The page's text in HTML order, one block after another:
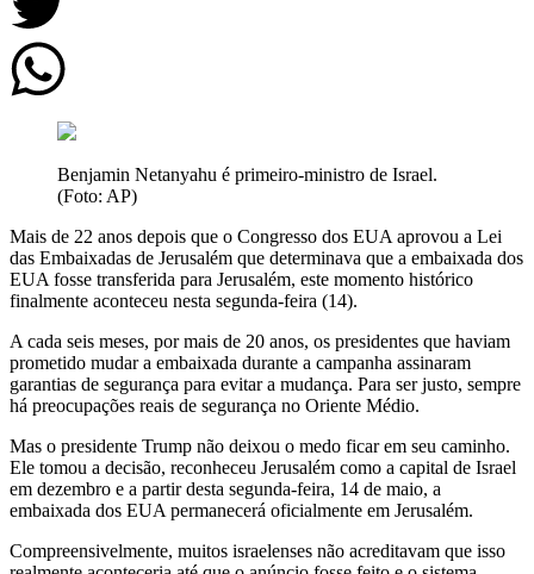
Benjamin Netanyahu é primeiro-ministro de Israel.
(Foto: AP)
Mais de 22 anos depois que o Congresso dos EUA aprovou a Lei
das Embaixadas de Jerusalém que determinava que a embaixada dos
EUA fosse transferida para Jerusalém, este momento histórico
finalmente aconteceu nesta segunda-feira (14).
A cada seis meses, por mais de 20 anos, os presidentes que haviam
prometido mudar a embaixada durante a campanha assinaram
garantias de segurança para evitar a mudança. Para ser justo, sempre
há preocupações reais de segurança no Oriente Médio.
Mas o presidente Trump não deixou o medo ficar em seu caminho.
Ele tomou a decisão, reconheceu Jerusalém como a capital de Israel
em dezembro e a partir desta segunda-feira, 14 de maio, a
embaixada dos EUA permanecerá oficialmente em Jerusalém.
Compreensivelmente, muitos israelenses não acreditavam que isso